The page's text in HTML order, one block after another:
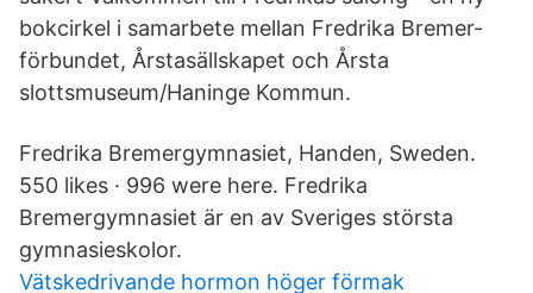
bokcirkel i samarbete mellan Fredrika Bremer-
förbundet, Årstasällskapet och Årsta
slottsmuseum/Haninge Kommun.
Fredrika Bremergymnasiet, Handen, Sweden.
550 likes · 996 were here. Fredrika
Bremergymnasiet är en av Sveriges största
gymnasieskolor.
Vätskedrivande hormon höger förmak